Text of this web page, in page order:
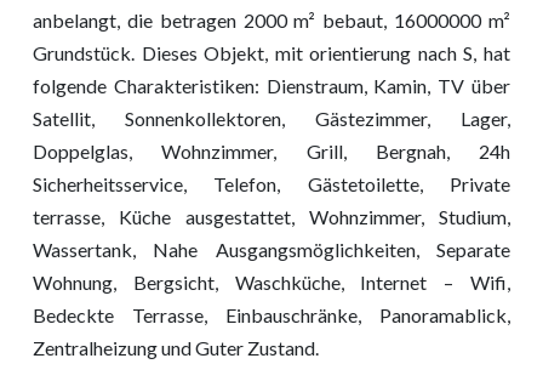
anbelangt, die betragen 2000 m² bebaut, 16000000 m²
Grundstück. Dieses Objekt, mit orientierung nach S, hat
folgende Charakteristiken: Dienstraum, Kamin, TV über
Satellit, Sonnenkollektoren, Gästezimmer, Lager,
Doppelglas, Wohnzimmer, Grill, Bergnah, 24h
Sicherheitsservice, Telefon, Gästetoilette, Private
terrasse, Küche ausgestattet, Wohnzimmer, Studium,
Wassertank, Nahe Ausgangsmöglichkeiten, Separate
Wohnung, Bergsicht, Waschküche, Internet – Wifi,
Bedeckte Terrasse, Einbauschränke, Panoramablick,
Zentralheizung und Guter Zustand.